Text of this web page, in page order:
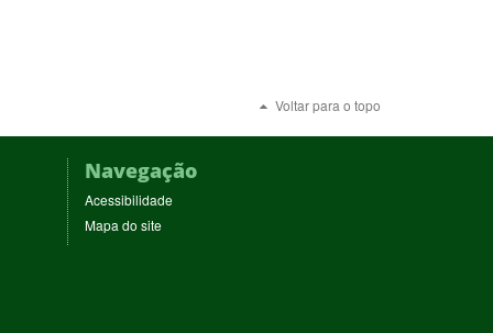
Voltar para o topo
Navegação
Acessibilidade
Mapa do site